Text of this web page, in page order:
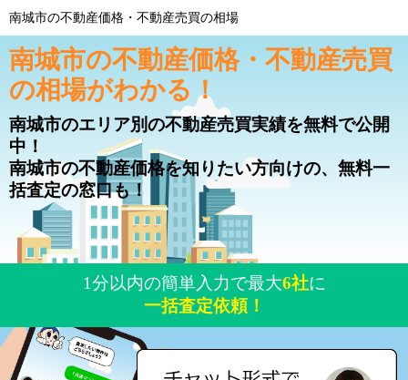
南城市の不動産価格・不動産売買の相場
南城市の不動産価格・不動産売買
の相場がわかる！
南城市のエリア別の不動産売買実績を無料で公開
中！
南城市の不動産価格を知りたい方向けの、無料一
括査定の窓口も！
1分以内の簡単入力で最大6社に
一括査定依頼！